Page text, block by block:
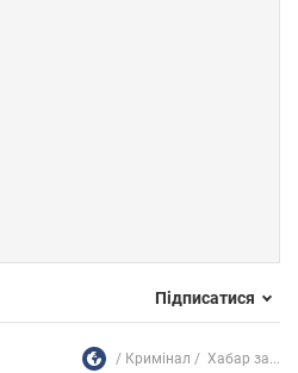
Підписатися
Кримінал Хабар за...